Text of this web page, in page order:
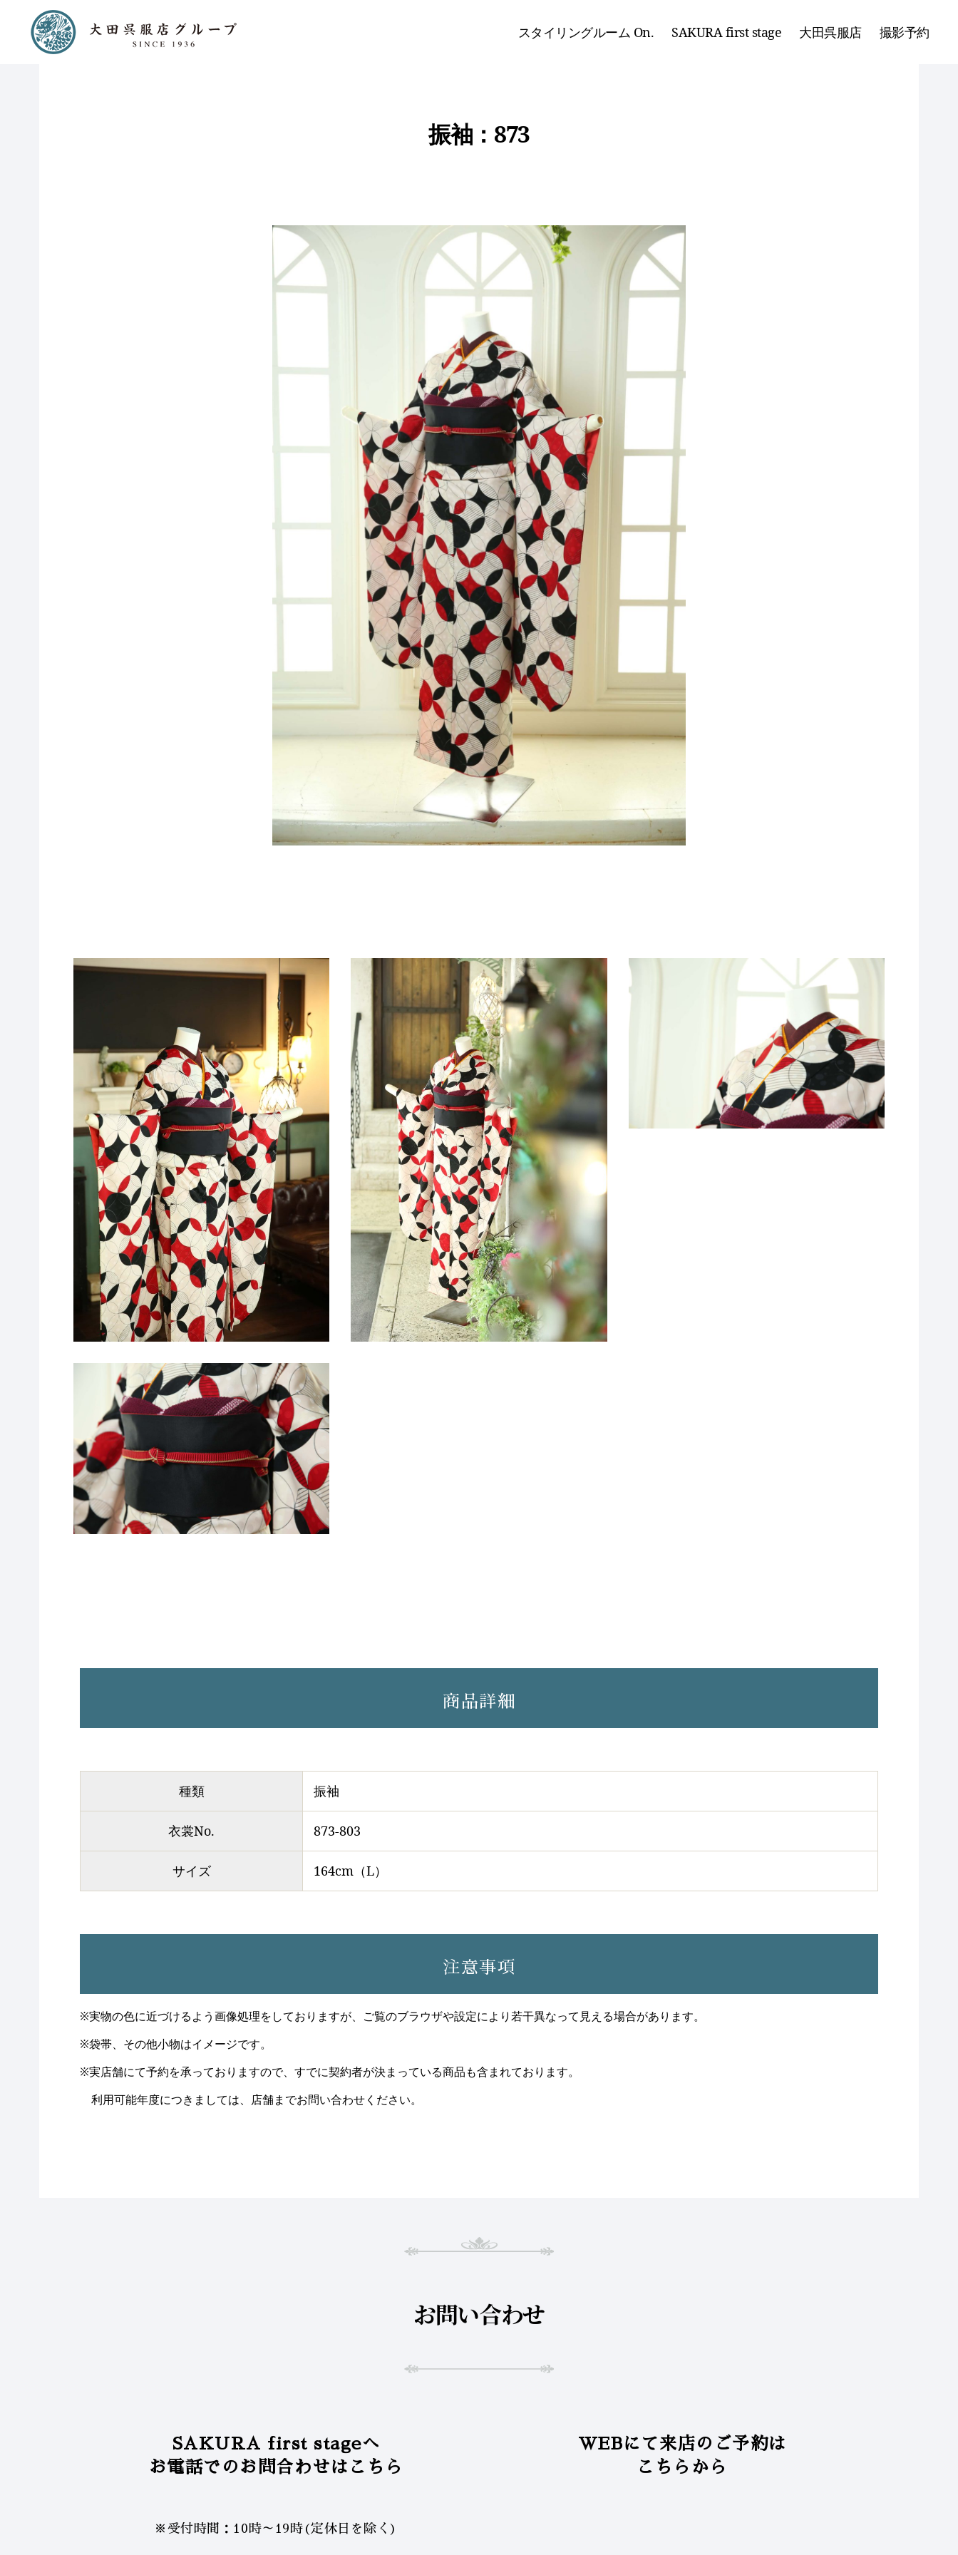
スタイリングルーム On. SAKURA first stage 大田呉服店 撮影予約
振袖：873
商品詳細
種類 振袖
衣裳No. 873-803
サイズ 164cm（L）
注意事項
※実物の色に近づけるよう画像処理をしておりますが、ご覧のブラウザや設定により若干異なって見える場合があります。
※袋帯、その他小物はイメージです。
※実店舗にて予約を承っておりますので、すでに契約者が決まっている商品も含まれております。
利用可能年度につきましては、店舗までお問い合わせください。
お問い合わせ
SAKURA first stageへ
お電話での お問合わせはこちら
※受付時間：10時～19時 (定休日を除く)
WEBにて来店のご予約は
こちらから